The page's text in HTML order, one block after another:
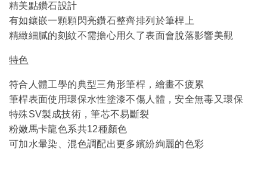
精美點鑽石設計
有如鑲嵌一顆顆閃亮鑽石整齊排列於筆桿上
精緻細膩的刻紋不需擔心用久了表面會脫落影響美觀
特色
符合人體工學的典型三角形筆桿，繪畫不疲累
筆桿表面使用環保水性塗漆不傷人體，安全無毒又環保
特殊SV製成技術，筆芯不易斷裂
粉嫩馬卡龍色系共12種顏色
可加水暈染、混色調配出更多繽紛絢麗的色彩